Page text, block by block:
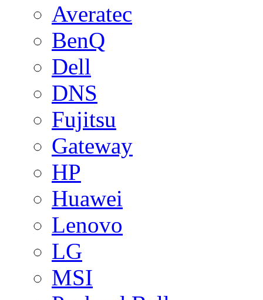
Averatec
BenQ
Dell
DNS
Fujitsu
Gateway
HP
Huawei
Lenovo
LG
MSI